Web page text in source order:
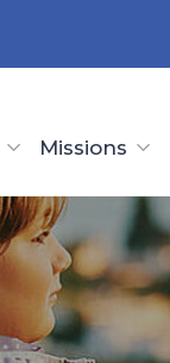
Missions